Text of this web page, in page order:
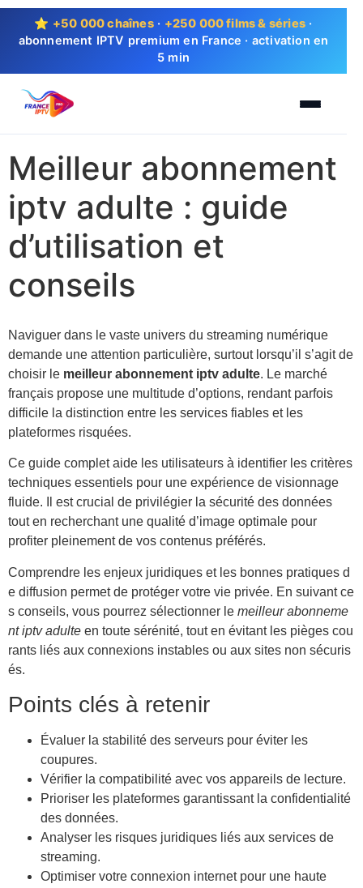
⭐ +50 000 chaînes· +250 000 films & séries ·
abonnement IPTV premium en France · activation en
5 min
Meilleur abonnement
iptv adulte : guide
d’utilisation et
conseils
Naviguer dans le vaste univers du streaming numérique
demande une attention particulière, surtout lorsqu’il s’agit de
choisir le meilleur abonnement iptv adulte. Le marché
français propose une multitude d’options, rendant parfois
difficile la distinction entre les services fiables et les
plateformes risquées.
Ce guide complet aide les utilisateurs à identifier les critères
techniques essentiels pour une expérience de visionnage
fluide. Il est crucial de privilégier la sécurité des données
tout en recherchant une qualité d’image optimale pour
profiter pleinement de vos contenus préférés.
Comprendre les enjeux juridiques et les bonnes pratiques d
e diffusion permet de protéger votre vie privée. En suivant ce
s conseils, vous pourrez sélectionner le meilleur abonneme
nt iptv adulte en toute sérénité, tout en évitant les pièges cou
rants liés aux connexions instables ou aux sites non sécuris
és.
Points clés à retenir
Évaluer la stabilité des serveurs pour éviter les
coupures.
Vérifier la compatibilité avec vos appareils de lecture.
Prioriser les plateformes garantissant la confidentialité
des données.
Analyser les risques juridiques liés aux services de
streaming.
Optimiser votre connexion internet pour une haute